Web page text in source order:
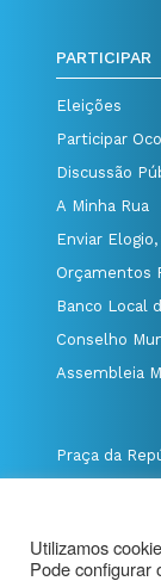
PARTICIPAR
Eleições
Participar
Discussão
A Minha Rua
Enviar
Orçamentos
Banco Local
Conselho
Assembleia
Praça da
Utilizamos
Pode configurar